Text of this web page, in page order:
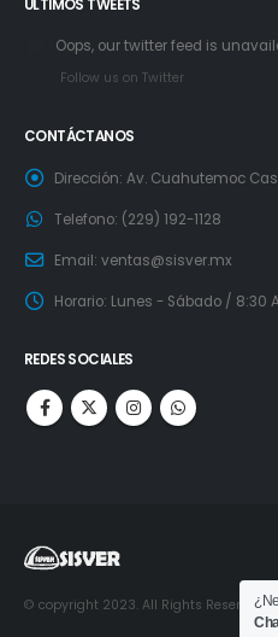
ÚLTIMOS TWEETS
Oops, our twitter feed is
Follow us on Twitter
CONTÁCTANOS
Dirección: Av. Cuahutemoc
Telefono: (229) 192-1128
Email: ventas@sisver.mx
Horario: Lunes - Sábado / 8:30
REDES SOCIALES
© copyright 2023. All Rights Reserved.